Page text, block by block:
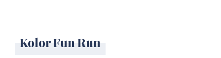
Kolor Fun Run